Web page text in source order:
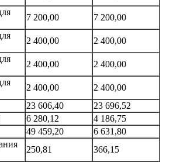
7 200,00 7 200,00
2 400,00 2 400,00
2 400,00 2 400,00
2 400,00
2 400,00
23 606,40
23 696,52
6 280,12
4 186,75
49 459,20
6 631,80
250,81 366,15